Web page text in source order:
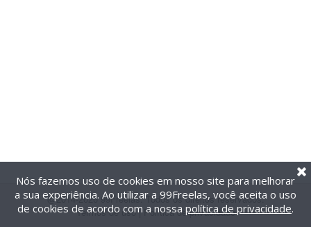
@2014-2026 99Freelas. Todos os direitos reservados.
Termos de uso| Política de privacidade
Nós fazemos uso de cookies em nosso site para melhorar
a sua experiência. Ao utilizar a 99Freelas, você aceita o uso
de cookies de acordo com a nossa política de privacidade.